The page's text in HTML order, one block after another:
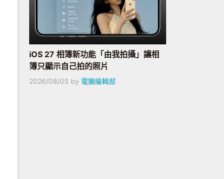
iOS 27 相簿新功能「由我拍攝」讓相
簿只顯示自己拍的照片
2026/08/05 by 電獺編輯部